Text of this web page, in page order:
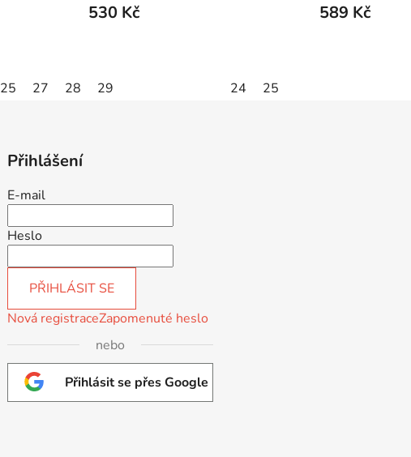
530 Kč
25 27 28 29
589 Kč
24 25
Přihlášení
E-mail
Heslo
PŘIHLÁSIT SE
Nová registraceZapomenuté heslo
nebo
Přihlásit se přes Google